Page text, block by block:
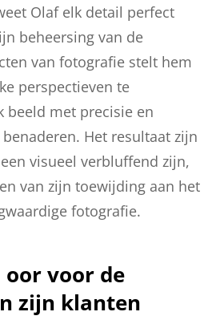
Olaf elk detail perfect
beheersing van de
van fotografie stelt hem
perspectieven te
beeld met precisie en
Het resultaat zijn
visueel verbluffend zijn,
van zijn toewijding aan het
fotografie.
voor de
zijn klanten